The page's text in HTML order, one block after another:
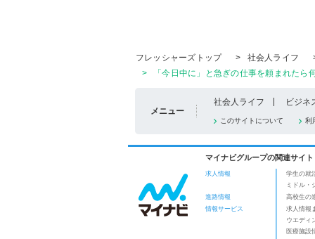
フレッシャーズトップ
> 社会人ライフ
>
「今日中に」と急ぎの仕事を頼まれた
メニュー
社会人ライフ ビジネ
このサイトについて 利
マイナビグループの関連サイト
求人情報 学生の就
ミドル・
進路情報
高校生の
情報サービス
求人情報
ウエディ
医療施設